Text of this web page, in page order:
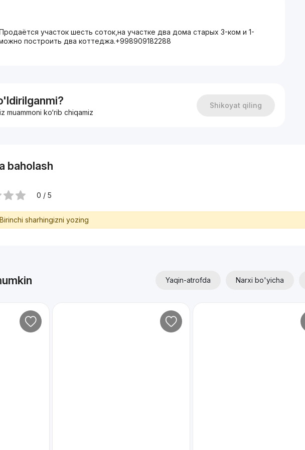
участок шесть соток,на участке два дома старых 3-ком и 1-
построить два коттеджа.+998909182288
muammoni ko‘rib chiqamiz
Shikoyat qiling
baholash
0 / 5
sharhingizni yozing
Yaqin-atrofda Narxi bo'yicha